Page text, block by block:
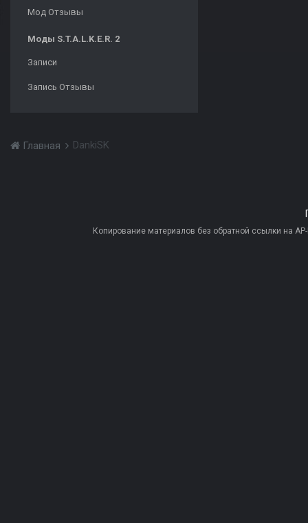
Мод Отзывы
Моды S.T.A.L.K.E.R. 2
Записи
Запись Отзывы
Главная DankiSK
Копирование материалов без обратной ссылки на